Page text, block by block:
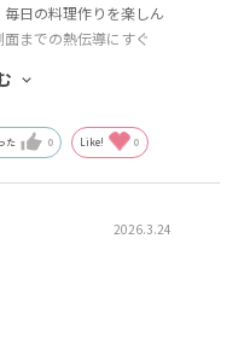
日の料理作りを楽しん
までの熱伝導にすぐ
が抜群で気に入りまし
いと思います。
た 0 Like! 0
2026.3.24